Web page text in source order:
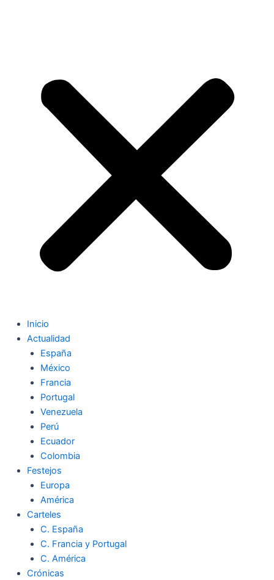
Inicio
Actualidad
España
México
Francia
Portugal
Venezuela
Perú
Ecuador
Colombia
Festejos
Europa
América
Carteles
C. España
C. Francia y Portugal
C. América
Crónicas